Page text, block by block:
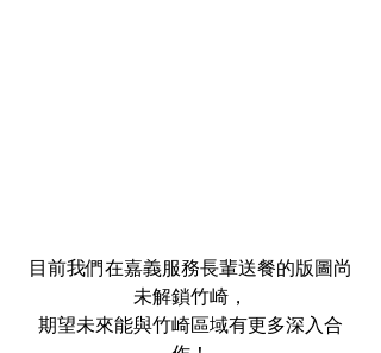
目前我們在嘉義服務長輩送餐的版圖尚
未解鎖竹崎，
期望未來能與竹崎區域有更多深入合